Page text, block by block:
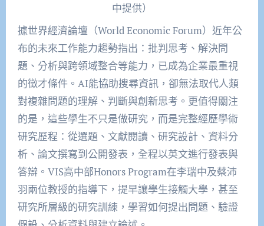
中提供）
據世界經濟論壇（World Economic Forum）近年公
布的未來工作能力趨勢指出：批判思考、解決問
題、分析與跨領域整合等能力，已成為企業最重視
的徵才條件。AI能協助搜尋資訊，卻無法取代人類
對複雜問題的理解、判斷與創新思考。更值得關注
的是，這些學生不只是做研究，而是完整經歷學術
研究歷程：從選題、文獻閱讀、研究設計、資料分
析、論文撰寫到公開發表，全程以英文進行發表與
答辯。VIS高中部Honors Program在李瑞中及蔡沛
羽兩位教授的指導下，提早讓學生接觸大學，甚至
研究所層級的研究訓練，學習如何提出問題、驗證